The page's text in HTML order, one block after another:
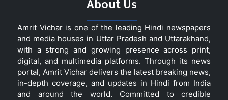
About Us
Amrit Vichar is one of the leading Hindi newspapers
and media houses in Uttar Pradesh and Uttarakhand,
with a strong and growing presence across print,
digital, and multimedia platforms. Through its news
portal, Amrit Vichar delivers the latest breaking news,
in-depth coverage, and updates in Hindi from India
and around the world. Committed to credible